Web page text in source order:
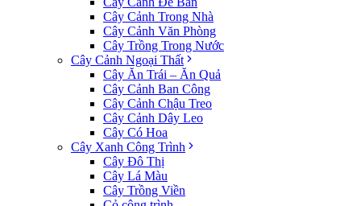
Cây Cảnh Trong Nhà
Cây Cảnh Văn Phòng
Cây Trồng Trong Nước
Cây Cảnh Ngoại Thất
Cây Ăn Trái – Ăn Quả
Cây Cảnh Ban Công
Cây Cảnh Chậu Treo
Cây Cảnh Dây Leo
Cây Có Hoa
Cây Xanh Công Trình
Cây Đô Thị
Cây Lá Màu
Cây Trồng Viền